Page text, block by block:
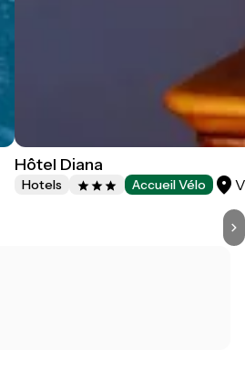
Hôtel Diana
Hotels Accueil Vélo